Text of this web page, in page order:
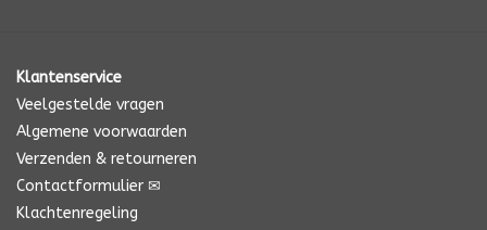
Klantenservice
Veelgestelde vragen
Algemene voorwaarden
Verzenden & retourneren
Contactformulier ✉
Klachtenregeling